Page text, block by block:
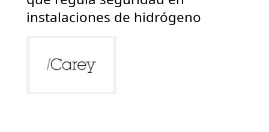
instalaciones de hidrógeno